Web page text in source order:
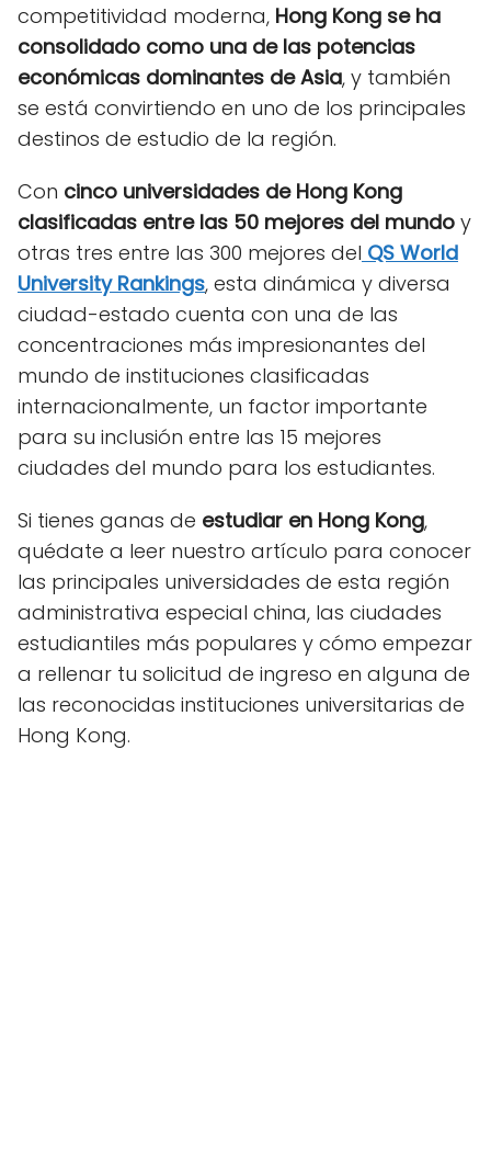
competitividad moderna, Hong Kong se ha
consolidado como una de las potencias
económicas dominantes de Asia, y también
se está convirtiendo en uno de los principales
destinos de estudio de la región.
Con cinco universidades de Hong Kong
clasificadas entre las 50 mejores del mundo y
otras tres entre las 300 mejores del QS World
University Rankings, esta dinámica y diversa
ciudad-estado cuenta con una de las
concentraciones más impresionantes del
mundo de instituciones clasificadas
internacionalmente, un factor importante
para su inclusión entre las 15 mejores
ciudades del mundo para los estudiantes.
Si tienes ganas de estudiar en Hong Kong,
quédate a leer nuestro artículo para conocer
las principales universidades de esta región
administrativa especial china, las ciudades
estudiantiles más populares y cómo empezar
a rellenar tu solicitud de ingreso en alguna de
las reconocidas instituciones universitarias de
Hong Kong.